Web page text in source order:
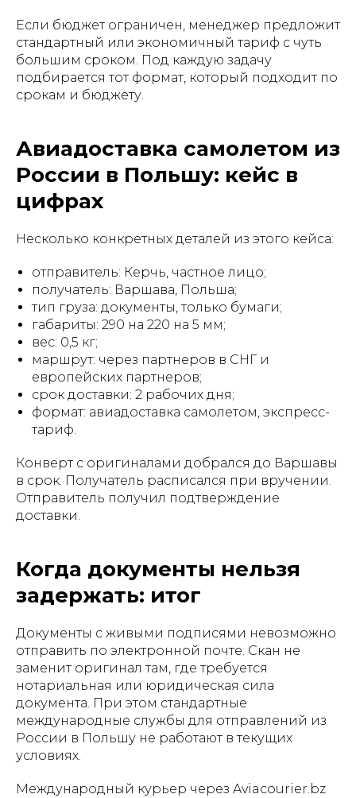
Если бюджет ограничен, менеджер предложит
стандартный или экономичный тариф с чуть
большим сроком. Под каждую задачу
подбирается тот формат, который подходит по
срокам и бюджету.
Авиадоставка самолетом из
России в Польшу: кейс в
цифрах
Несколько конкретных деталей из этого кейса:
отправитель: Керчь, частное лицо;
получатель: Варшава, Польша;
тип груза: документы, только бумаги;
габариты: 290 на 220 на 5 мм;
вес: 0,5 кг;
маршрут: через партнеров в СНГ и
европейских партнеров;
срок доставки: 2 рабочих дня;
формат: авиадоставка самолетом, экспресс-
тариф.
Конверт с оригиналами добрался до Варшавы
в срок. Получатель расписался при вручении.
Отправитель получил подтверждение
доставки.
Когда документы нельзя
задержать: итог
Документы с живыми подписями невозможно
отправить по электронной почте. Скан не
заменит оригинал там, где требуется
нотариальная или юридическая сила
документа. При этом стандартные
международные службы для отправлений из
России в Польшу не работают в текущих
условиях.
Международный курьер через Aviacourier.bz